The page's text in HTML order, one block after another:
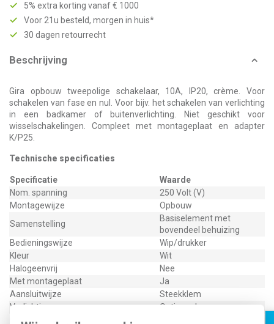
5% extra korting vanaf € 1000
Voor 21u besteld, morgen in huis*
30 dagen retourrecht
Beschrijving
Gira opbouw tweepolige schakelaar, 10A, IP20, crème. Voor
schakelen van fase en nul. Voor bijv. het schakelen van verlichting
in een badkamer of buitenverlichting. Niet geschikt voor
wisselschakelingen. Compleet met montageplaat en adapter
K/P25.
Technische specificaties
Specificatie
Waarde
Nom. spanning
250 Volt (V)
Montagewijze
Opbouw
Samenstelling
Basiselement met
bovendeel behuizing
Bedieningswijze
Wip/drukker
Kleur
Wit
Halogeenvrij
Nee
Met montageplaat
Ja
Aansluitwijze
Steekklem
Verlichting
Optioneel
Oppervlaktebescherming